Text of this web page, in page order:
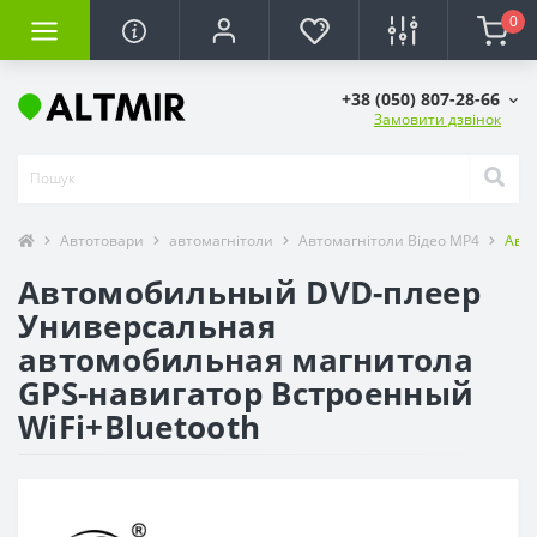
0
+38 (050) 807-28-66
Замовити дзвінок
Автотовари автомагнітоли Автомагнітоли Відео MP4
Автомобильный DVD-плеер
Универсальная
автомобильная магнитола
GPS-навигатор Встроенный
WiFi+Bluetooth